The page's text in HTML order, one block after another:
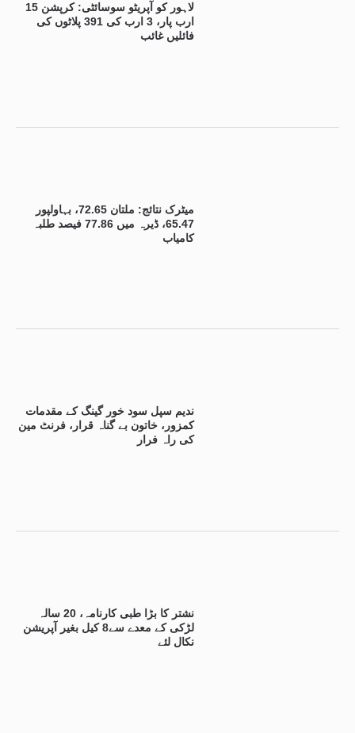
لاہور کو آپریٹو سوسائٹی: کرپشن 15
ارب پار، 3 ارب کی 391 پلاٹوں کی
فائلیں غائب
میٹرک نتائج: ملتان 72.65، بہاولپور
65.47، ڈیرہ میں 77.86 فیصد طلبہ
کامیاب
ندیم سپل سود خور گینگ کے مقدمات
کمزور، خاتون بے گناہ قرار، فرنٹ مین
کی راہ فرار
نشتر کا بڑا طبی کارنامہ، 20 سالہ
لڑکی کے معدے سے8 کیل بغیر آپریشن
نکال لئے